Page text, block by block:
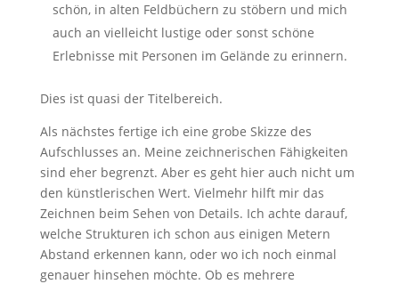
schön, in alten Feldbüchern zu stöbern und mich
auch an vielleicht lustige oder sonst schöne
Erlebnisse mit Personen im Gelände zu erinnern.
Dies ist quasi der Titelbereich.
Als nächstes fertige ich eine grobe Skizze des
Aufschlusses an. Meine zeichnerischen Fähigkeiten
sind eher begrenzt. Aber es geht hier auch nicht um
den künstlerischen Wert. Vielmehr hilft mir das
Zeichnen beim Sehen von Details. Ich achte darauf,
welche Strukturen ich schon aus einigen Metern
Abstand erkennen kann, oder wo ich noch einmal
genauer hinsehen möchte. Ob es mehrere